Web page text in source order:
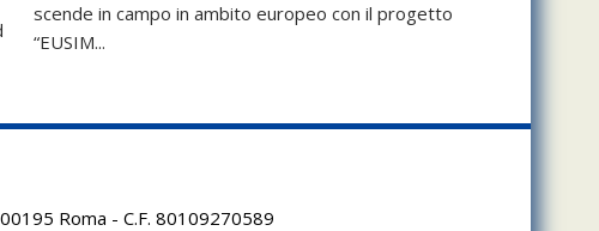
scende in campo in ambito europeo con il progetto
“EUSIM...
Roma - C.F. 80109270589